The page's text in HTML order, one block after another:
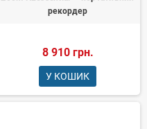
рекордер
8 910 грн.
У КОШИК